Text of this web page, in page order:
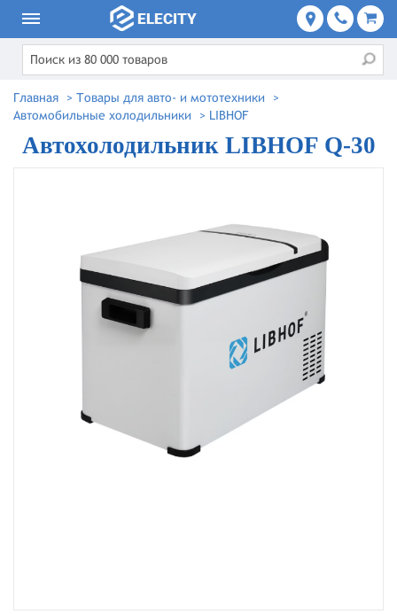
Главная > Товары для авто- и мототехники
>
Автомобильные холодильники
> LIBHOF
Автохолодильник LIBHOF Q-30